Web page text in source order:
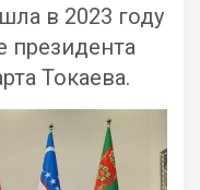
в 2023 году
президента
Токаева.